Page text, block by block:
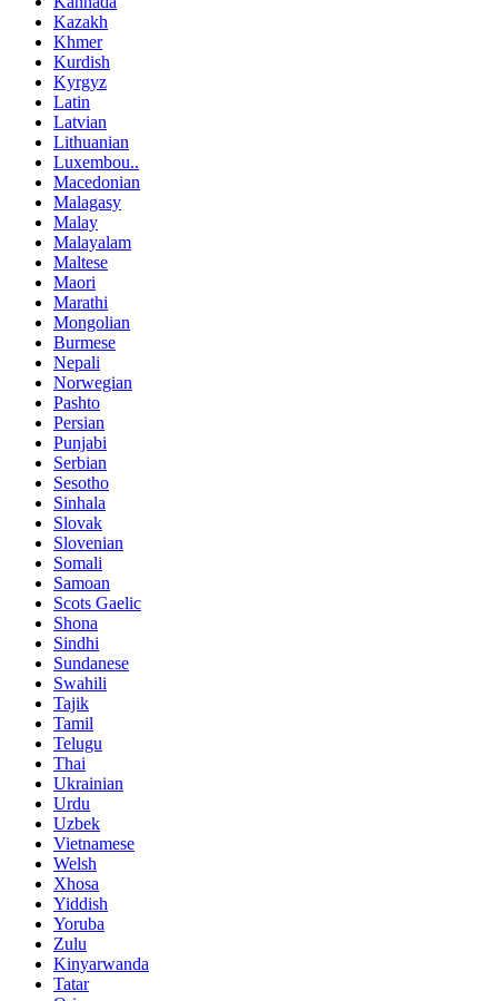
Kazakh
Khmer
Kurdish
Kyrgyz
Latin
Latvian
Lithuanian
Luxembou..
Macedonian
Malagasy
Malay
Malayalam
Maltese
Maori
Marathi
Mongolian
Burmese
Nepali
Norwegian
Pashto
Persian
Punjabi
Serbian
Sesotho
Sinhala
Slovak
Slovenian
Somali
Samoan
Scots Gaelic
Shona
Sindhi
Sundanese
Swahili
Tajik
Tamil
Telugu
Thai
Ukrainian
Urdu
Uzbek
Vietnamese
Welsh
Xhosa
Yiddish
Yoruba
Zulu
Kinyarwanda
Tatar